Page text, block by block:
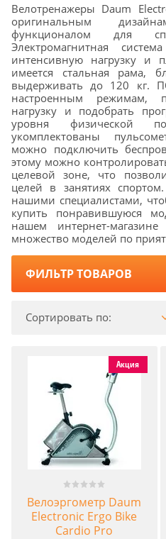
Велотренажеры Daum
оригинальным
функционалом для
Электромагнитная
интенсивную нагрузку и
имеется стальная рама,
выдерживать до 120 кг.
настроенным режимам,
нагрузку и подобрать
уровня физической
укомплектованы
можно подключить
этому можно
целевой зоне, что
целей в занятиях
нашими специалистами,
купить понравившуюся
нашем интернет-
множество моделей по
ФИЛЬТР ТОВАРОВ
Сортировать по:
Акция
Велоэргометр Daum
Electronic Ergo Bike
Cardio Pro